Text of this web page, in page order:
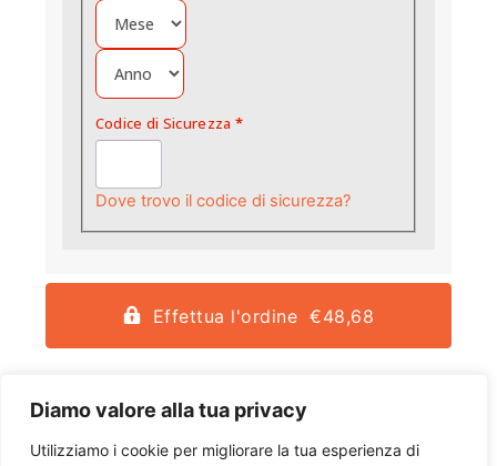
Diamo valore alla tua privacy
Utilizziamo i cookie per migliorare la tua esperienza di
Codice di Sicurezza *
Dove trovo il codice di sicurezza?
Effettua l'ordine €48,68